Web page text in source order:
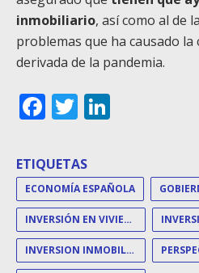
inmobiliario, así como al de
problemas que ha causado la
derivada de la pandemia.
Facebook
Twitter
ETIQUETAS
ECONOMÍA ESPAÑOLA
INVERSIÓN EN VIVIENDA
INVERSION INMOBILIARIA